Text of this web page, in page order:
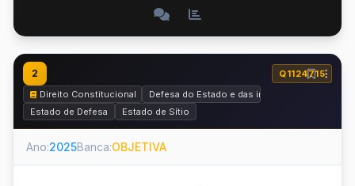
2
Q1124715
Direito Constitucional
Defesa do Estado e das instituições
Estado de Defesa
Estado de Sítio
Ano:2025Banca:OBJETIVA